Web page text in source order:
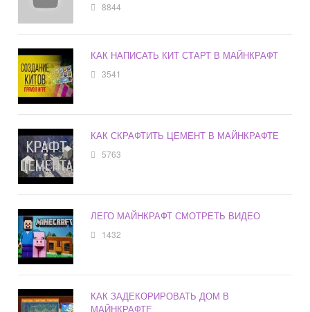
8844
КАК НАПИСАТЬ КИТ СТАРТ В МАЙНКРАФТ
3541
КАК СКРАФТИТЬ ЦЕМЕНТ В МАЙНКРАФТЕ
5763
ЛЕГО МАЙНКРАФТ СМОТРЕТЬ ВИДЕО
1432
КАК ЗАДЕКОРИРОВАТЬ ДОМ В
МАЙНКРАФТЕ